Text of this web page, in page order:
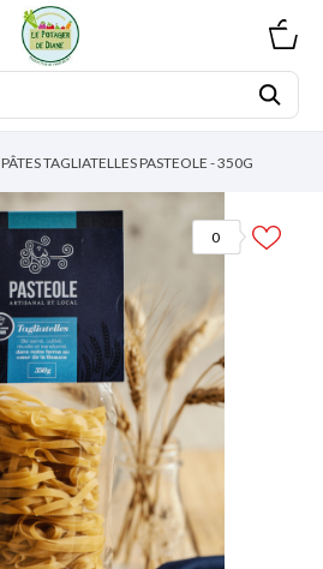
PÂTES TAGLIATELLES PASTEOLE - 350G
0